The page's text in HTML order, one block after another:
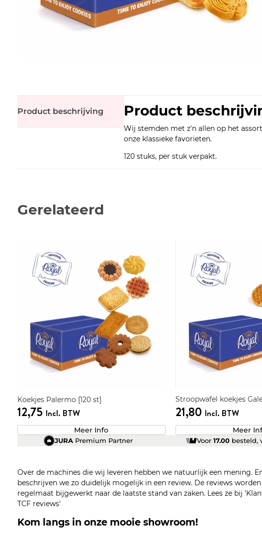
Product beschrijving Product
Wij stemden met z'n allen op het
onze klassieke favorieten.
120 stuks, per stuk verpakt.
Gerelateerd
Koekjes Palermo [120 st]
12,75 Incl. BTW
Meer Info
Stroopwafel koekjes
21,80 Incl. BTW
Meer
JURA Premium Partner Voor17.00 besteld,
Over de machines die wij leveren hebben we natuurlijk een mening.
beschrijven we zo duidelijk mogelijk in een review. De reviews
regelmaat bijgewerkt naar de laatste stand van zaken. Lees ze bij
TCF reviews'
Kom langs in onze mooie showroom!